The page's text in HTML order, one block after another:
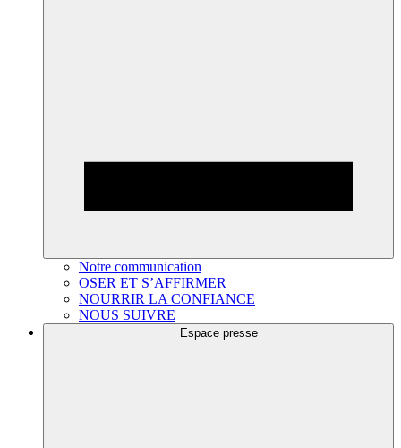
Notre communication
OSER ET S’AFFIRMER
NOURRIR LA CONFIANCE
NOUS SUIVRE
Espace presse